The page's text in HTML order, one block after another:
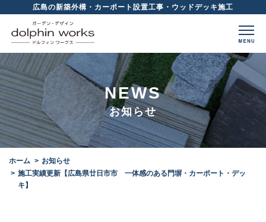
広島の新築外構・カーポート設置工事・ウッドデッキ施工
NEWS
お知らせ
ホーム
お知らせ
施工実績更新【広島県廿日市市 一体感のある門塀・カーポート・デッ
キ】